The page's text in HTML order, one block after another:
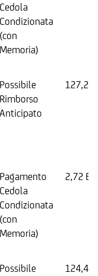
Cedola
Condizionata
(con
Memoria)
Possibile
Rimborso
Anticipato
127,20
Pagamento
Cedola
Condizionata
(con
Memoria)
2,72
Possibile
124,48